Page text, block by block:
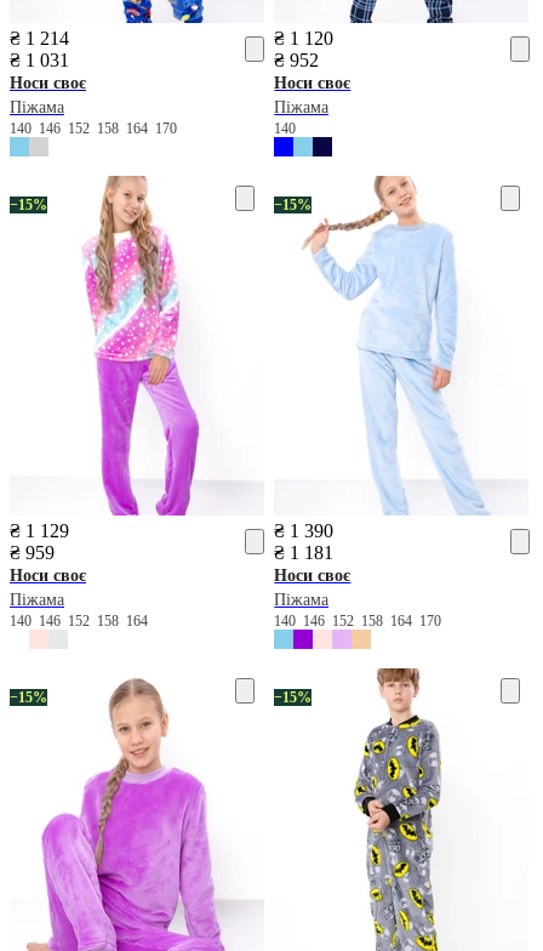
₴ 1 214
₴ 1 031
Носи своє
Піжама
140 146 152 158 164 170
₴ 1 120
₴ 952
Носи своє
Піжама
140
−15%
₴ 1 129
₴ 959
Носи своє
Піжама
140 146 152 158 164
−15%
₴ 1 390
₴ 1 181
Носи своє
Піжама
140 146 152 158 164 170
−15% −15%